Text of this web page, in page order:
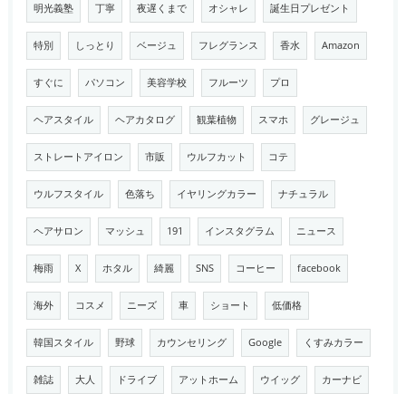
明光義塾 丁寧 夜遅くまで オシャレ 誕生日プレゼント
特別 しっとり ベージュ フレグランス 香水 Amazon
すぐに パソコン 美容学校 フルーツ プロ
ヘアスタイル ヘアカタログ 観葉植物 スマホ グレージュ
ストレートアイロン 市販 ウルフカット コテ
ウルフスタイル 色落ち イヤリングカラー ナチュラル
ヘアサロン マッシュ 191 インスタグラム ニュース
梅雨 X ホタル 綺麗 SNS コーヒー facebook
海外 コスメ ニーズ 車 ショート 低価格
韓国スタイル 野球 カウンセリング Google くすみカラー
雑誌 大人 ドライブ アットホーム ウイッグ カーナビ